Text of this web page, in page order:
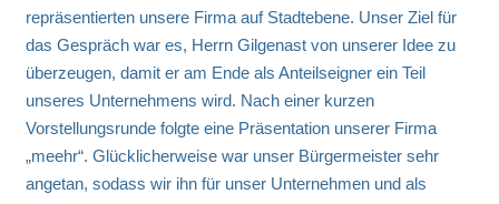
repräsentierten unsere Firma auf Stadtebene. Unser Ziel für
das Gespräch war es, Herrn Gilgenast von unserer Idee zu
überzeugen, damit er am Ende als Anteilseigner ein Teil
unseres Unternehmens wird. Nach einer kurzen
Vorstellungsrunde folgte eine Präsentation unserer Firma
„meehr“. Glücklicherweise war unser Bürgermeister sehr
angetan, sodass wir ihn für unser Unternehmen und als